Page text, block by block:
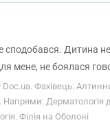
сподобався. Дитина
мене, не боялася
візит.
Doc.ua. Фахівець:
Дерматологія
Філія на Оболоні